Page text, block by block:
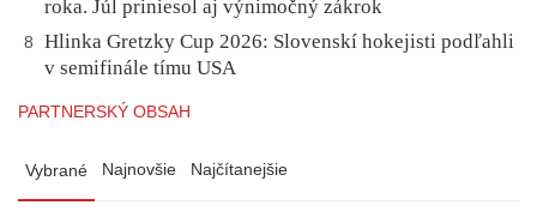
roka. Júl priniesol aj výnimočný zákrok
8
Hlinka Gretzky Cup 2026: Slovenskí hokejisti podľahli
v semifinále tímu USA
PARTNERSKÝ OBSAH
Vybrané Najnovšie Najčítanejšie